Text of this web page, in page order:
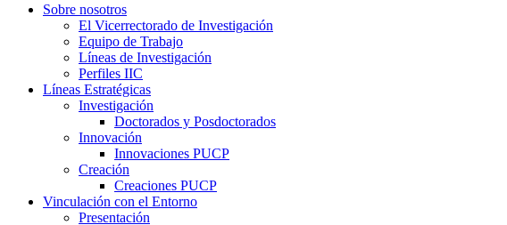
Sobre nosotros
El Vicerrectorado de Investigación
Equipo de Trabajo
Líneas de Investigación
Perfiles IIC
Líneas Estratégicas
Investigación
Doctorados y Posdoctorados
Innovación
Innovaciones PUCP
Creación
Creaciones PUCP
Vinculación con el Entorno
Presentación